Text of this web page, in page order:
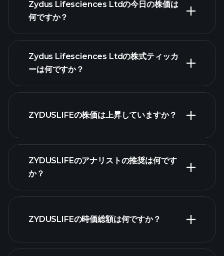
Zydus Lifesciences Ltdの今日の株価は
何ですか？
細チャート
Zydus Lifesciences Ltdの株式ティッカ
ーは何ですか？
ZYDUSLIFEの株価は上昇していますか？
ZYDUSLIFEチ
ZYDUSLIFEのアナリストの推奨は何です
か？
ZYDUSLIFEの時価総額は何ですか？